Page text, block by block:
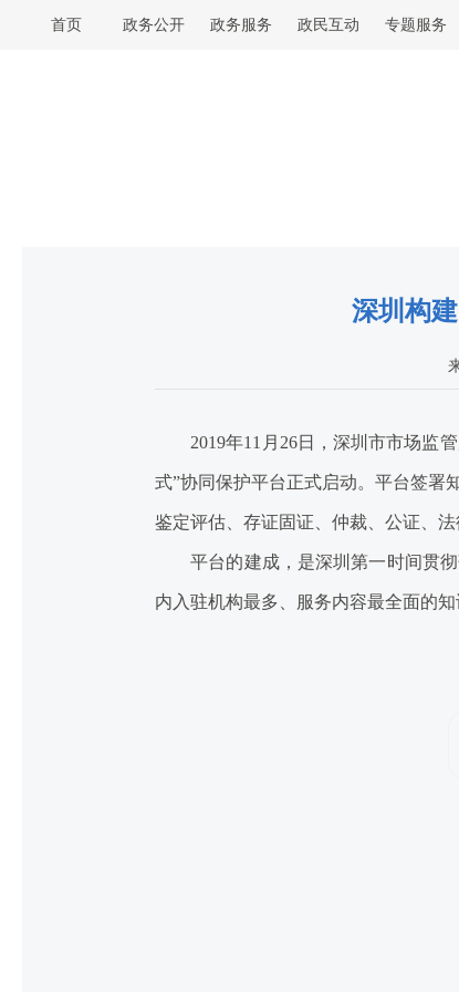
首页 政务公开 政务服务 政民互动 专题服务
深圳构
2019年11月26日，深圳市市场监管
式”协同保护平台正式启动。平台签署
鉴定评估、存证固证、仲裁、公证、法
平台的建成，是深圳第一时间贯彻
内入驻机构最多、服务内容最全面的